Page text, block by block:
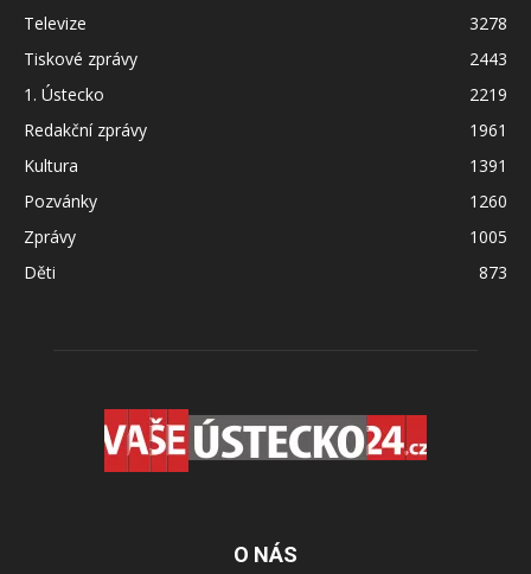
Televize
3278
Tiskové zprávy
2443
1. Ústecko
2219
Redakční zprávy
1961
Kultura
1391
Pozvánky
1260
Zprávy
1005
Děti
873
O NÁS